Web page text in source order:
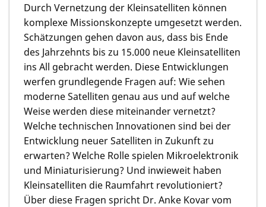
Durch Vernetzung der Kleinsatelliten können
komplexe Missionskonzepte umgesetzt werden.
Schätzungen gehen davon aus, dass bis Ende
des Jahrzehnts bis zu 15.000 neue Kleinsatelliten
ins All gebracht werden. Diese Entwicklungen
werfen grundlegende Fragen auf: Wie sehen
moderne Satelliten genau aus und auf welche
Weise werden diese miteinander vernetzt?
Welche technischen Innovationen sind bei der
Entwicklung neuer Satelliten in Zukunft zu
erwarten? Welche Rolle spielen Mikroelektronik
und Miniaturisierung? Und inwieweit haben
Kleinsatelliten die Raumfahrt revolutioniert?
Über diese Fragen spricht Dr. Anke Kovar vom